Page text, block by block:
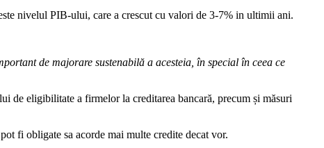
nivelul PIB-ului, care a crescut cu valori de 3-7% in ultimii ani.
de majorare sustenabilă a acesteia, în special în ceea ce
de eligibilitate a firmelor la creditarea bancară, precum și măsuri
fi obligate sa acorde mai multe credite decat vor.